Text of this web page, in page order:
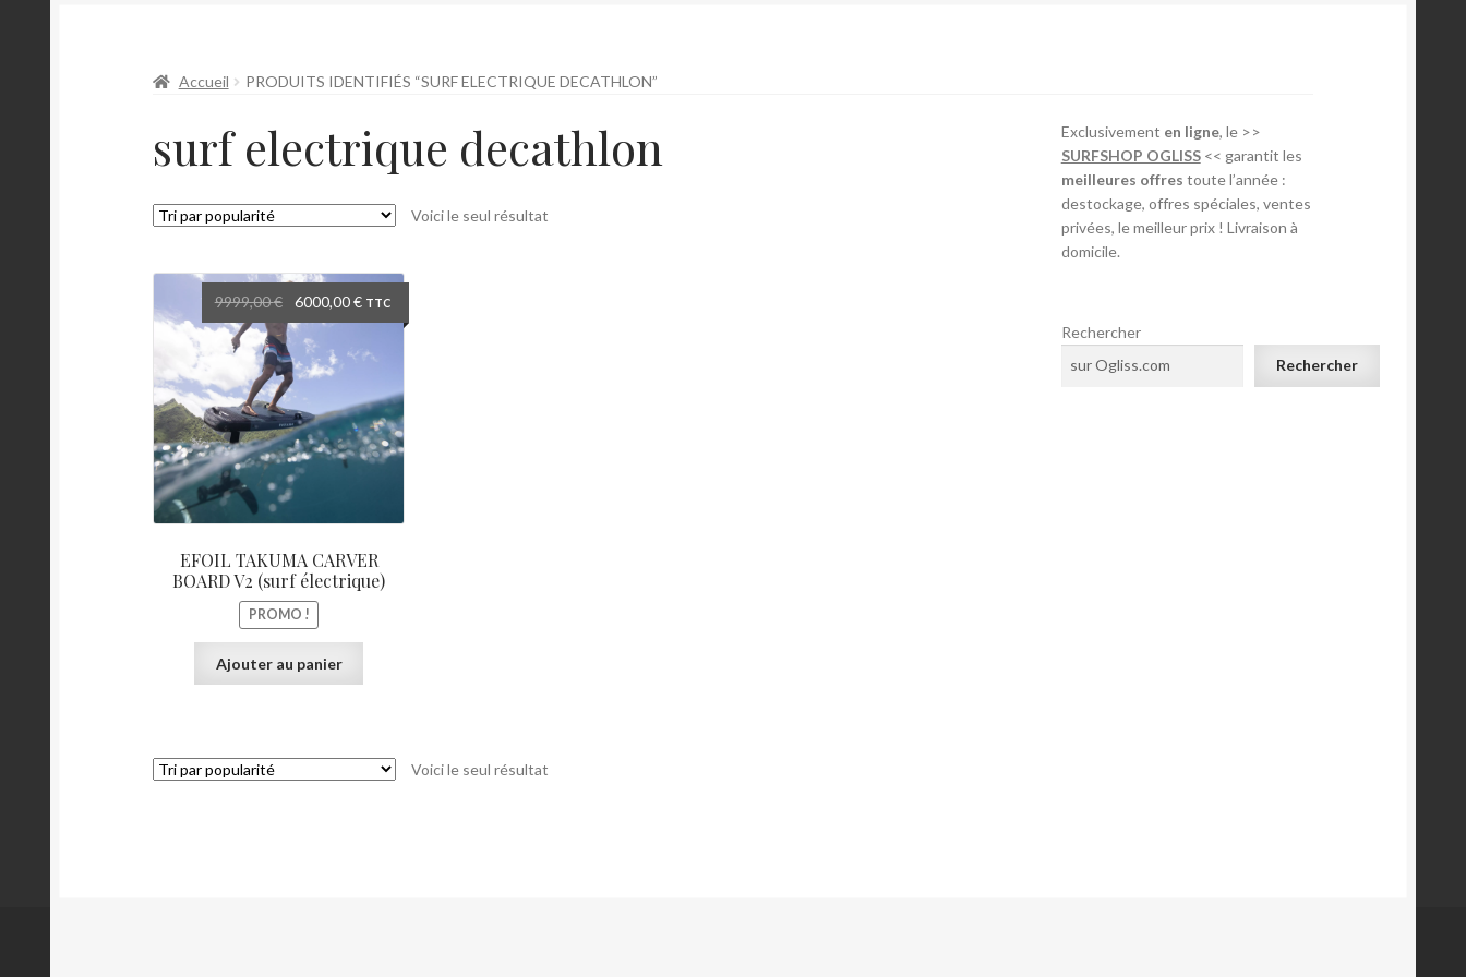
Accueil PRODUITS IDENTIFIÉS “SURF ELECTRIQUE DECATHLON”
surf electrique decathlon
Voici le seul résultat
EFOIL TAKUMA CARVER
BOARD V2 (surf électrique)
PROMO !
9999,00€
Le
prix
initial
était :
9999,00 €.
6000,00€Le
prix
actuel
6000,00 €.
TTC
Ajouter au panier
Voici le seul résultat
Exclusivement en ligne, le >>
SURFSHOP OGLISS<< garantit les
meilleures offres toute l’année :
destockage, offres spéciales, ventes
privées, le meilleur prix ! Livraison à
domicile.
Rechercher
Rechercher